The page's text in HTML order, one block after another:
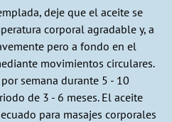
deje que el aceite se
corporal agradable y, a
pero a fondo en el
movimientos circulares.
semana durante 5 - 10
de 3 - 6 meses. El aceite
para masajes corporales